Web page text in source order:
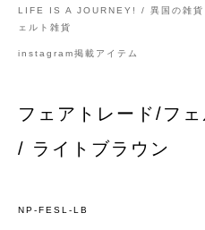
LIFE IS A JOURNEY! / 異国の雑貨
ェルト雑貨
instagram掲載アイテム
フェアトレード/フ
/ ライトブラウン
NP-FESL-LB